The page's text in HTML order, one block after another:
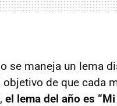
se maneja un lema
objetivo de que cada
el lema del año es